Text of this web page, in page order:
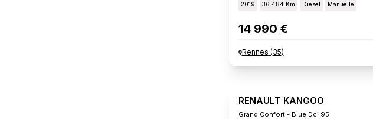
2019 36 484 Km Diesel Manuelle
14 990 €
Rennes (35)
RENAULT KANGOO
Grand Confort - Blue Dci 95